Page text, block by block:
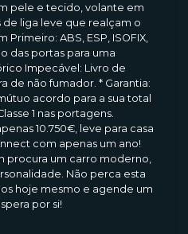
pele e tecido, volante em
liga leve que realçam o
Primeiro: ABS, ESP, ISOFIX,
das portas para uma
Impecável: Livro de
de não fumador. * Garantia:
acordo para a sua total
1 nas portagens.
10.750€, leve para casa
com apenas um ano!
procura um carro moderno,
Não perca esta
hoje mesmo e agende um
por si!